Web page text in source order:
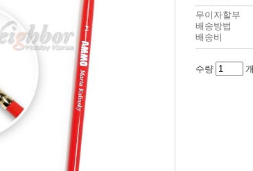
무이자할부
배송방법
배송비
수량 개